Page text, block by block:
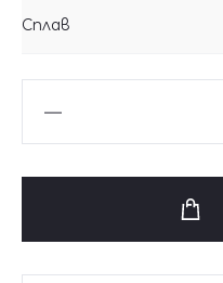
Сплав